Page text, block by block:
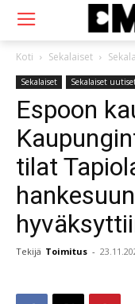
Koti Sekalaiset
Sekalaiset Sekalaiset
Espoon
tilat
Tekijä Toimitus -